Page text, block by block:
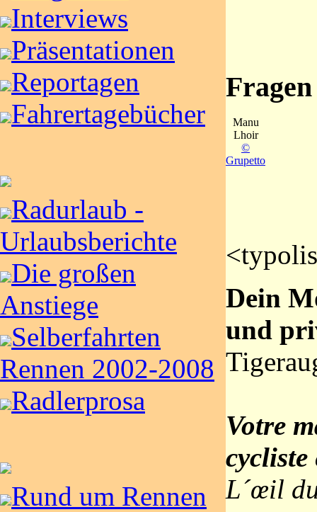
Interviews
Präsentationen
Reportagen
Fahrertagebücher
Radurlaub -
Urlaubsberichte
Die großen
Anstiege
Selberfahrten
Rennen 2002-2008
Radlerprosa
Rund um Rennen
Manu
Lhoir
©
Grupetto
Dein
und
Votre
cycliste
L´œil